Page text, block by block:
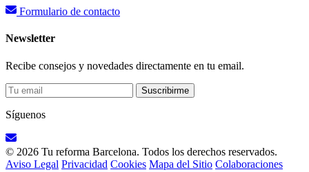
Formulario de contacto
Newsletter
Recibe consejos y novedades directamente en tu email.
Suscribirme
Síguenos
© 2026 Tu reforma Barcelona. Todos los derechos reservados.
Aviso Legal Privacidad Cookies Mapa del Sitio Colaboraciones